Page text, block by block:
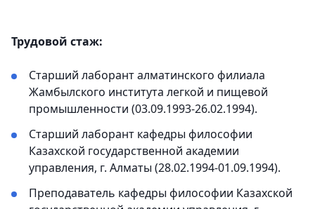
Трудовой стаж:
Старший лаборант алматинского филиала
Жамбылского института легкой и пищевой
промышленности (03.09.1993-26.02.1994).
Старший лаборант кафедры философии
Казахской государственной академии
управления, г. Алматы (28.02.1994-01.09.1994).
Преподаватель кафедры философии Казахской